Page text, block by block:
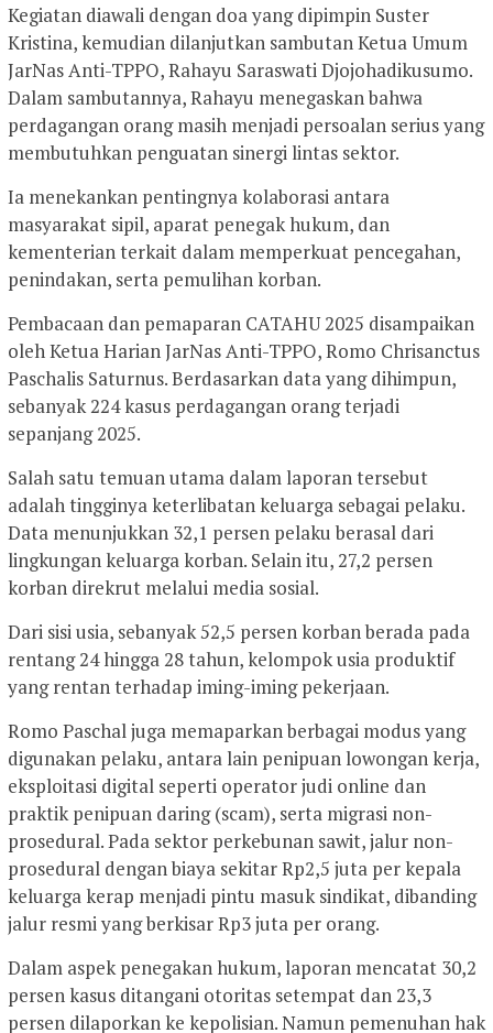
Kegiatan diawali dengan doa yang dipimpin Suster
Kristina, kemudian dilanjutkan sambutan Ketua Umum
JarNas Anti-TPPO, Rahayu Saraswati Djojohadikusumo.
Dalam sambutannya, Rahayu menegaskan bahwa
perdagangan orang masih menjadi persoalan serius yang
membutuhkan penguatan sinergi lintas sektor.
Ia menekankan pentingnya kolaborasi antara
masyarakat sipil, aparat penegak hukum, dan
kementerian terkait dalam memperkuat pencegahan,
penindakan, serta pemulihan korban.
Pembacaan dan pemaparan CATAHU 2025 disampaikan
oleh Ketua Harian JarNas Anti-TPPO, Romo Chrisanctus
Paschalis Saturnus. Berdasarkan data yang dihimpun,
sebanyak 224 kasus perdagangan orang terjadi
sepanjang 2025.
Salah satu temuan utama dalam laporan tersebut
adalah tingginya keterlibatan keluarga sebagai pelaku.
Data menunjukkan 32,1 persen pelaku berasal dari
lingkungan keluarga korban. Selain itu, 27,2 persen
korban direkrut melalui media sosial.
Dari sisi usia, sebanyak 52,5 persen korban berada pada
rentang 24 hingga 28 tahun, kelompok usia produktif
yang rentan terhadap iming-iming pekerjaan.
Romo Paschal juga memaparkan berbagai modus yang
digunakan pelaku, antara lain penipuan lowongan kerja,
eksploitasi digital seperti operator judi online dan
praktik penipuan daring (scam), serta migrasi non-
prosedural. Pada sektor perkebunan sawit, jalur non-
prosedural dengan biaya sekitar Rp2,5 juta per kepala
keluarga kerap menjadi pintu masuk sindikat, dibanding
jalur resmi yang berkisar Rp3 juta per orang.
Dalam aspek penegakan hukum, laporan mencatat 30,2
persen kasus ditangani otoritas setempat dan 23,3
persen dilaporkan ke kepolisian. Namun pemenuhan hak